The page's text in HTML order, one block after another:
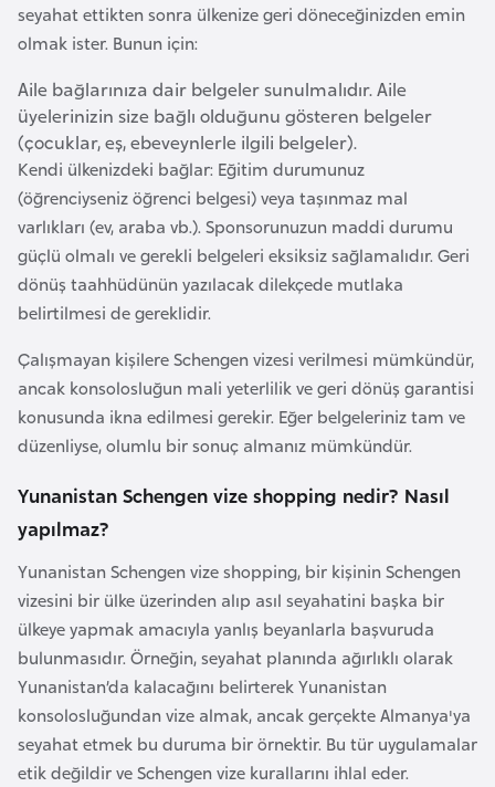
seyahat ettikten sonra ülkenize geri döneceğinizden emin
olmak ister. Bunun için:
Aile bağlarınıza dair belgeler sunulmalıdır. Aile
üyelerinizin size bağlı olduğunu gösteren belgeler
(çocuklar, eş, ebeveynlerle ilgili belgeler).
Kendi ülkenizdeki bağlar: Eğitim durumunuz
(öğrenciyseniz öğrenci belgesi) veya taşınmaz mal
varlıkları (ev, araba vb.). Sponsorunuzun maddi durumu
güçlü olmalı ve gerekli belgeleri eksiksiz sağlamalıdır. Geri
dönüş taahhüdünün yazılacak dilekçede mutlaka
belirtilmesi de gereklidir.
Çalışmayan kişilere Schengen vizesi verilmesi mümkündür,
ancak konsolosluğun mali yeterlilik ve geri dönüş garantisi
konusunda ikna edilmesi gerekir. Eğer belgeleriniz tam ve
düzenliyse, olumlu bir sonuç almanız mümkündür.
Yunanistan Schengen vize shopping nedir? Nasıl
yapılmaz?
Yunanistan Schengen vize shopping, bir kişinin Schengen
vizesini bir ülke üzerinden alıp asıl seyahatini başka bir
ülkeye yapmak amacıyla yanlış beyanlarla başvuruda
bulunmasıdır. Örneğin, seyahat planında ağırlıklı olarak
Yunanistan’da kalacağını belirterek Yunanistan
konsolosluğundan vize almak, ancak gerçekte Almanya'ya
seyahat etmek bu duruma bir örnektir. Bu tür uygulamalar
etik değildir ve Schengen vize kurallarını ihlal eder.
K
a
n
a
d
a
K
a
r
a
d
a
ğ
e
n
K
o
n
g
o